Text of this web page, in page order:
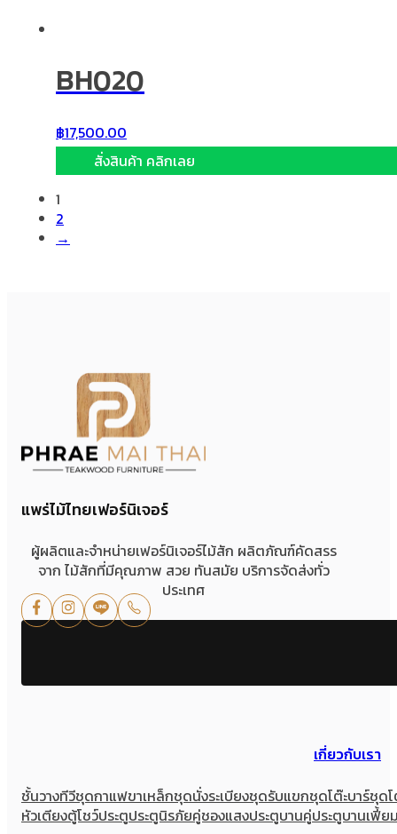
BH020
฿17,500.00
สั่งสินค้า คลิกเลย
1
2
→
แพร่ไม้ไทยเฟอร์นิเจอร์
ผู้ผลิตและจำหน่ายเฟอร์นิเจอร์ไม้สัก ผลิตภัณฑ์คัดสรร
จาก ไม้สักที่มีคุณภาพ สวย ทันสมัย บริการจัดส่งทั่ว
ประเทศ
เกี่ยวกับเรา
ชั้นวางทีวีชุดกาแฟขาเหล็กชุดนั่งระเบียงชุดรับแขกชุดโต๊ะบาร์ชุดโ
หัวเตียงตู้โชว์ประตูประตูนิรภัยคู่ชองแสงประตูบานคู่ประตูบานเฟี้ย